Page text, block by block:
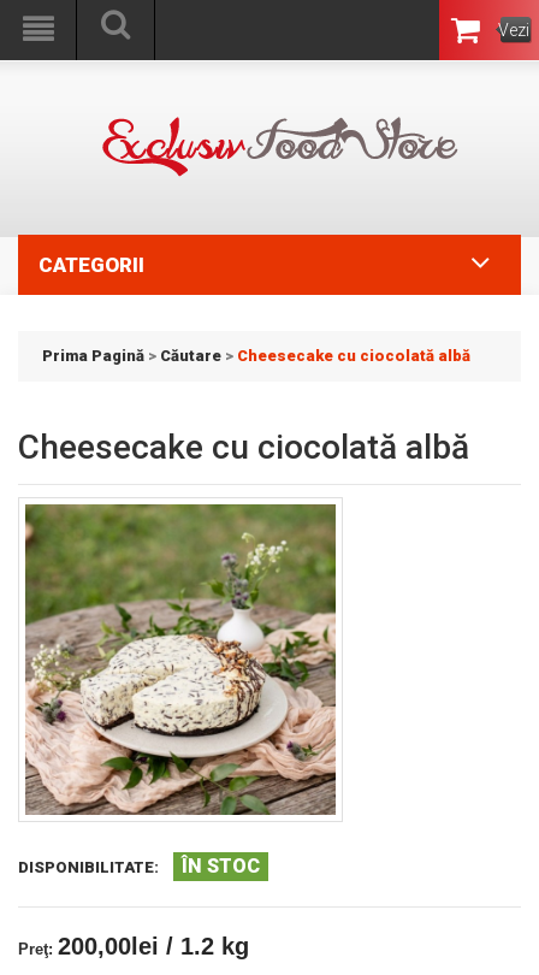
Vezi
Coşul
CATEGORII
Prima Pagină > Căutare > Cheesecake cu ciocolată albă
Cheesecake cu ciocolată albă
DISPONIBILITATE: ÎN STOC
Preţ: 200,00lei / 1.2 kg